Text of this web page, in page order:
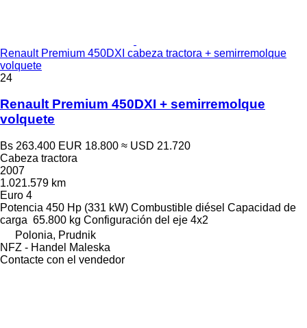
Renault Premium 450DXI cabeza tractora + semirremolque
volquete
24
Renault Premium 450DXI + semirremolque
volquete
Bs 263.400 EUR 18.800 ≈ USD 21.720
Cabeza tractora
2007
1.021.579 km
Euro 4
Potencia 450 Hp (331 kW) Combustible diésel Capacidad de
carga 65.800 kg Configuración del eje 4x2
Polonia, Prudnik
NFZ - Handel Maleska
Contacte con el vendedor